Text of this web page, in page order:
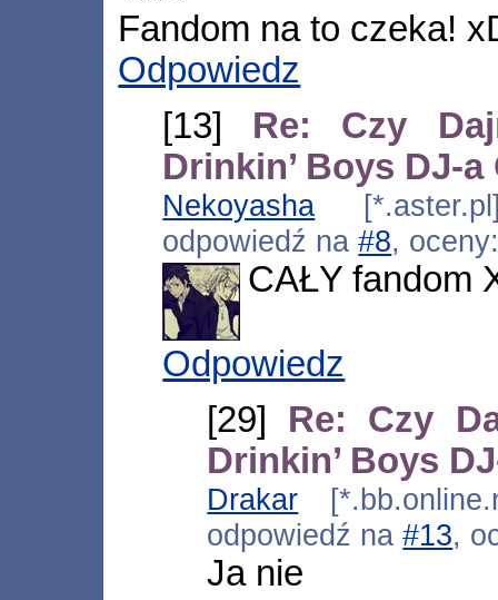
Fandom na to czeka!
Odpowiedz
[13] Re: Czy
Drinkin’ Boys DJ-a
Nekoyasha
odpowiedź na#8,
CAŁY fandom
Odpowiedz
[29] Re: Czy
Drinkin’ Boys
Drakar
odpowiedź na#13,
Ja nie